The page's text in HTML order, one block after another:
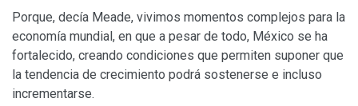
Porque, decía Meade, vivimos momentos complejos para la
economía mundial, en que a pesar de todo, México se ha
fortalecido, creando condiciones que permiten suponer que
la tendencia de crecimiento podrá sostenerse e incluso
incrementarse.